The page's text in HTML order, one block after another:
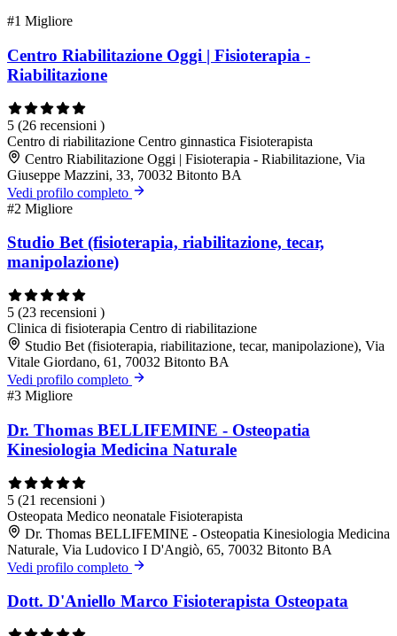
#1 Migliore
Centro Riabilitazione Oggi | Fisioterapia -
Riabilitazione
5 (26 recensioni )
Centro di riabilitazione Centro ginnastica Fisioterapista
Centro Riabilitazione Oggi | Fisioterapia - Riabilitazione, Via
Giuseppe Mazzini, 33, 70032 Bitonto BA
Vedi profilo completo
#2 Migliore
Studio Bet (fisioterapia, riabilitazione, tecar,
manipolazione)
5 (23 recensioni )
Clinica di fisioterapia Centro di riabilitazione
Studio Bet (fisioterapia, riabilitazione, tecar, manipolazione), Via
Vitale Giordano, 61, 70032 Bitonto BA
Vedi profilo completo
#3 Migliore
Dr. Thomas BELLIFEMINE - Osteopatia
Kinesiologia Medicina Naturale
5 (21 recensioni )
Osteopata Medico neonatale Fisioterapista
Dr. Thomas BELLIFEMINE - Osteopatia Kinesiologia Medicina
Naturale, Via Ludovico I D'Angiò, 65, 70032 Bitonto BA
Vedi profilo completo
Dott. D'Aniello Marco Fisioterapista Osteopata